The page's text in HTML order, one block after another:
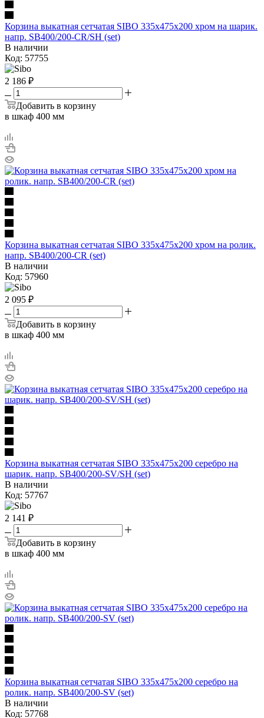
Корзина выкатная сетчатая SIBO 335х475х200 хром на шарик.
напр. SB400/200-CR/SH (set)
В наличии
Код: 57755
2 186 ₽
Добавить в корзину
в шкаф 400 мм
Корзина выкатная сетчатая SIBO 335х475х200 хром на ролик.
напр. SB400/200-CR (set)
В наличии
Код: 57960
2 095 ₽
Добавить в корзину
в шкаф 400 мм
Корзина выкатная сетчатая SIBO 335х475х200 серебро на
шарик. напр. SB400/200-SV/SH (set)
В наличии
Код: 57767
2 141 ₽
Добавить в корзину
в шкаф 400 мм
Корзина выкатная сетчатая SIBO 335х475х200 серебро на
ролик. напр. SB400/200-SV (set)
В наличии
Код: 57768